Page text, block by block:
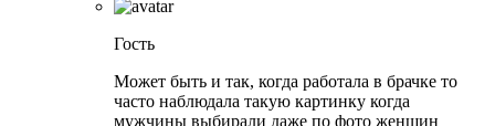
Гость
Может быть и так, когда работала в брачке то
часто наблюдала такую картинку когда
мужчины выбирали даже по фото женщин